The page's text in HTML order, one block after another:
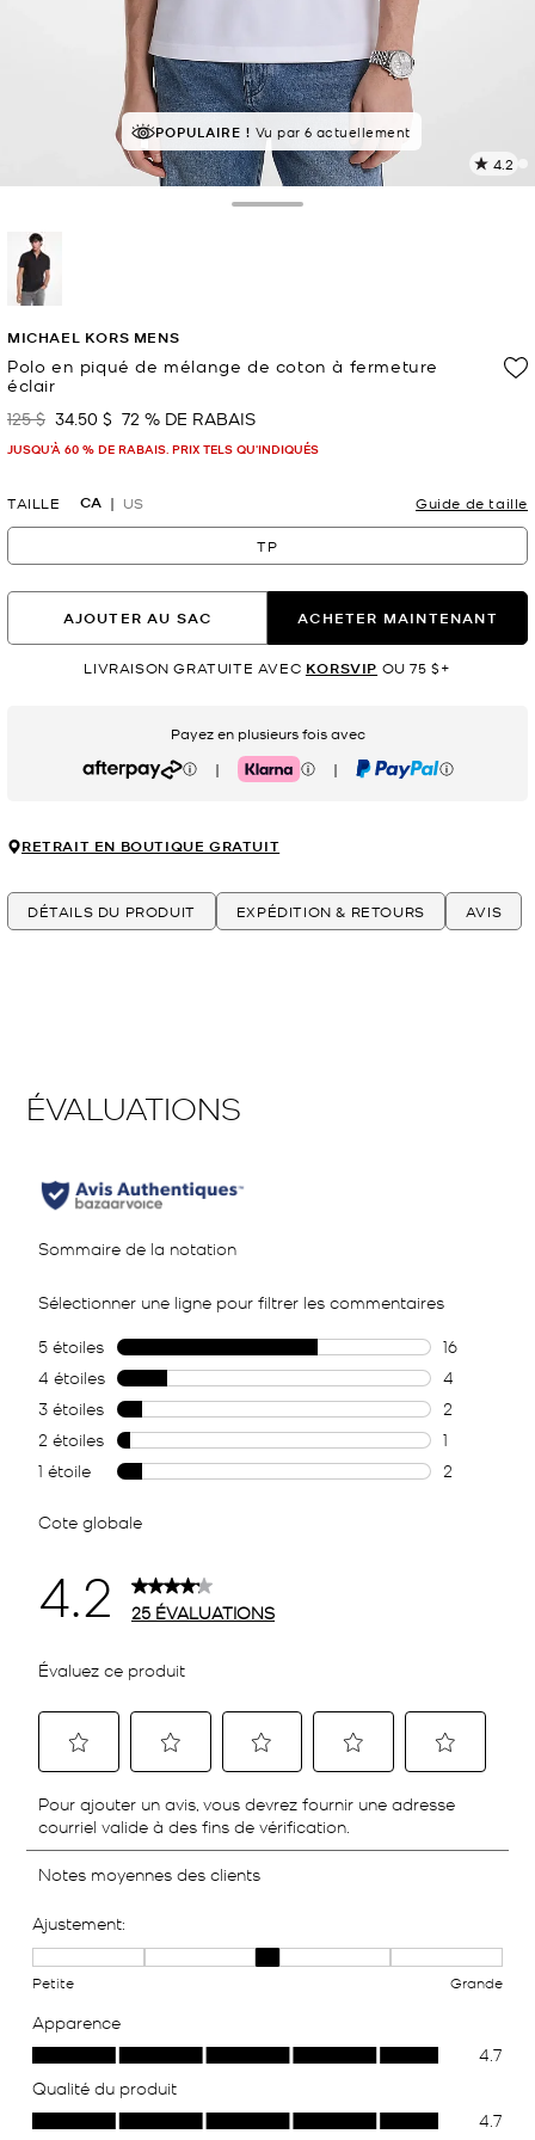
POPULAIRE ! Vu par 6 actuellement
4.2
MICHAEL KORS MENS
Polo en piqué de mélange de coton à fermeture
éclair
était
125 $ maintenant
34.50 $ 72 % DE RABAIS
JUSQU’À 60 % DE RABAIS. PRIX TELS QU'INDIQUÉS
TAILLE CA US Guide de taille
TP
AJOUTER AU SAC ACHETER MAINTENANT
LIVRAISON GRATUITE AVEC KORSVIP OU 75 $+
Payez en plusieurs fois avec
Afterpay | Klarna | PayPal
RETRAIT EN BOUTIQUE GRATUIT
DÉTAILS DU PRODUIT EXPÉDITION & RETOURS AVIS